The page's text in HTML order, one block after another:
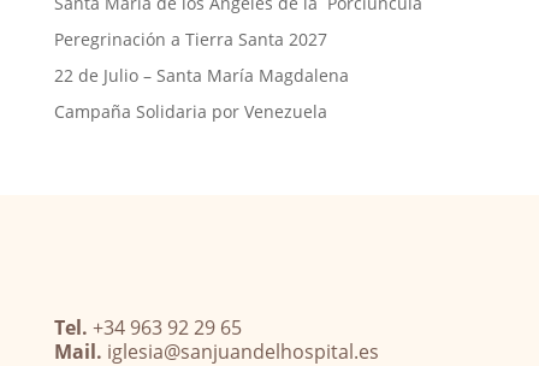
Peregrinación a Tierra Santa 2027
22 de Julio – Santa María Magdalena
Campaña Solidaria por Venezuela
Tel. +34 963 92 29 65
Mail. iglesia@sanjuandelhospital.es